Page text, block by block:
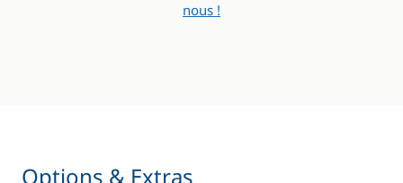
nous !
Options & Extras